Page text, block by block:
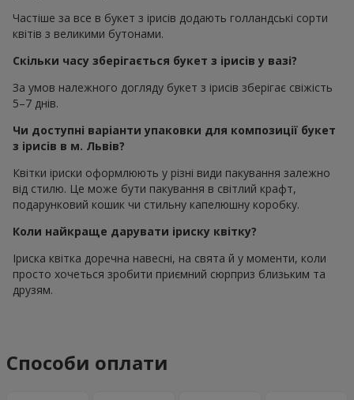
Частіше за все в букет з ірисів додають голландські сорти
квітів з великими бутонами.
Скільки часу зберігається букет з ірисів у вазі?
За умов належного догляду букет з ірисів зберігає свіжість
5–7 днів.
Чи доступні варіанти упаковки для композиції букет
з ірисів в м. Львів?
Квітки іриски оформлюють у різні види пакування залежно
від стилю. Це може бути пакування в світлий крафт,
подарунковий кошик чи стильну капелюшну коробку.
Коли найкраще дарувати іриску квітку?
Іриска квітка доречна навесні, на свята й у моменти, коли
просто хочеться зробити приємний сюрприз близьким та
друзям.
Способи оплати